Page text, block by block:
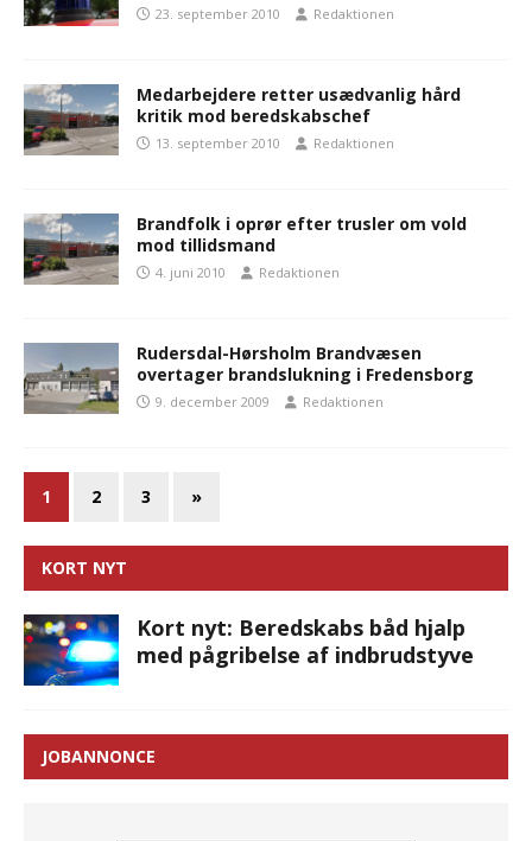
23. september 2010 Redaktionen
Medarbejdere retter usædvanlig hård
kritik mod beredskabschef
13. september 2010 Redaktionen
Brandfolk i oprør efter trusler om vold
mod tillidsmand
4. juni 2010 Redaktionen
Rudersdal-Hørsholm Brandvæsen
overtager brandslukning i Fredensborg
9. december 2009 Redaktionen
1 2 3 »
KORT NYT
Kort nyt: Beredskabs båd hjalp
med pågribelse af indbrudstyve
JOBANNONCE